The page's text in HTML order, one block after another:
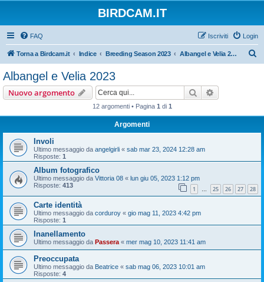
BIRDCAM.IT
FAQ Login
Iscriviti
Torna a Birdcam.it Indice Breeding Season 2023 Albangel e Velia 2023
Albangel e Velia 2023
Nuovo argomento Cerca
12 argomenti • Pagina 1 di 1
Argomenti
Involi
Ultimo messaggio da angelgirli « sab mar 23, 2024 12:28 am
Risposte: 1
Album fotografico
Ultimo messaggio da Vittoria 08 « lun giu 05, 2023 1:12 pm
Risposte: 413 1 … 25 26 27 28
Carte identità
Ultimo messaggio da corduroy « gio mag 11, 2023 4:42 pm
Risposte: 1
Inanellamento
Ultimo messaggio da Passera « mer mag 10, 2023 11:41 am
Preoccupata
Ultimo messaggio da Beatrice « sab mag 06, 2023 10:01 am
Risposte: 4